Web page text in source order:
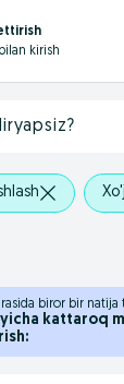
kirish
biror bir natija
kattaroq